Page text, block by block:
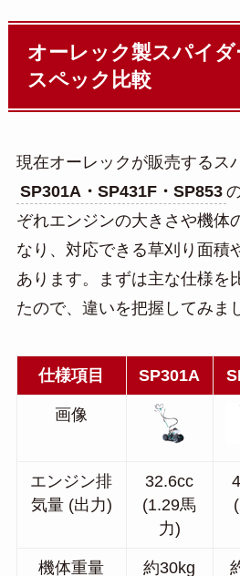
オーレック製スパイ
スペック比較
現在オーレックが販売するス
SP301A・SP431F・SP853
ぞれエンジンの大きさや機体
なり、対応できる草刈り面積
あります。まずは主な仕様を
たので、違いを把握してみま
仕様項目 SP301A
画像
エンジン排
気量 (出力)
32.6cc
(1.29馬
力)
機体重量 約30kg